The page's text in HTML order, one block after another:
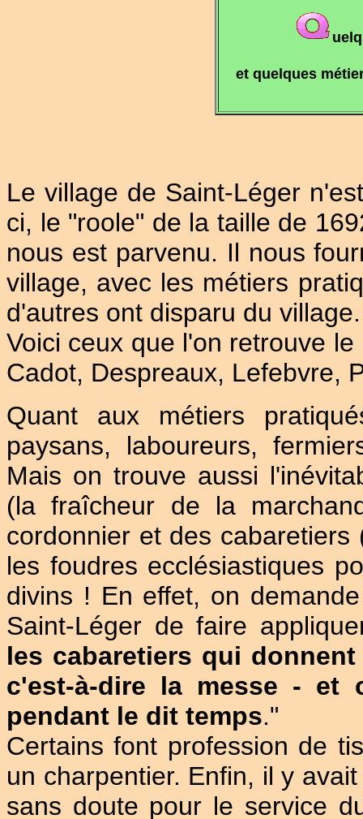
et quelques
Le village de Saint-Léger
ci, le "roole" de la taille de
nous est parvenu. Il nous
village, avec les métiers
d'autres ont disparu du village.
Voici ceux que l'on retrouve
Cadot, Despreaux, Lefebvre,
Quant aux métiers
paysans, laboureurs,
Mais on trouve aussi
(la fraîcheur de la
cordonnier et des
les foudres ecclésiastiques
divins ! En effet, on
Saint-Léger de faire
les cabaretiers qui
c'est-à-dire la messe - et
pendant le dit temps."
Certains font profession de
un charpentier. Enfin, il y
sans doute pour le service